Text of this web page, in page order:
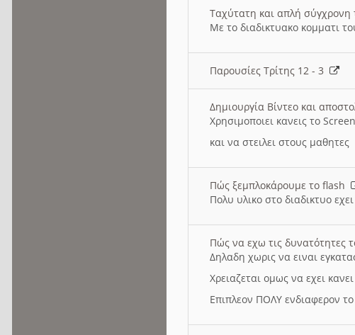
Ταχύτατη και απλή
Με το διαδικτυακο κομματι
Παρουσίες Τρίτης 12 - 3
Δημιουργία Βίντεο και
Χρησιμοποιει κανεις το
και να στειλει στους μαθητες
Πώς ξεμπλοκάρουμε το flash
Πολυ υλικο στο διαδικτυο
Πώς να εχω τις
Δηλαδη χωρις να ειναι
Χρειαζεται ομως να εχει
Επιπλεον ΠΟΛΥ ενδιαφερον